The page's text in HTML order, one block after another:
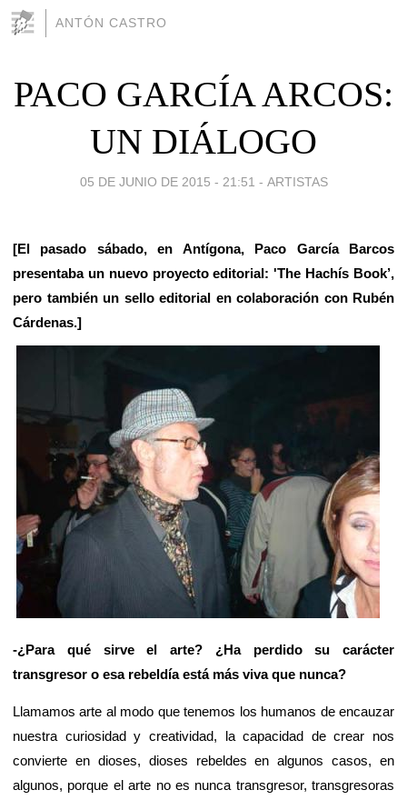
ANTÓN CASTRO
PACO GARCÍA ARCOS:
UN DIÁLOGO
05 DE JUNIO DE 2015 - 21:51 - ARTISTAS
[El pasado sábado, en Antígona, Paco García Barcos
presentaba un nuevo proyecto editorial: 'The Hachís Book’,
pero también un sello editorial en colaboración con Rubén
Cárdenas.]
-¿Para qué sirve el arte? ¿Ha perdido su carácter
transgresor o esa rebeldía está más viva que nunca?
Llamamos arte al modo que tenemos los humanos de encauzar
nuestra curiosidad y creatividad, la capacidad de crear nos
convierte en dioses, dioses rebeldes en algunos casos, en
algunos, porque el arte no es nunca transgresor, transgresoras